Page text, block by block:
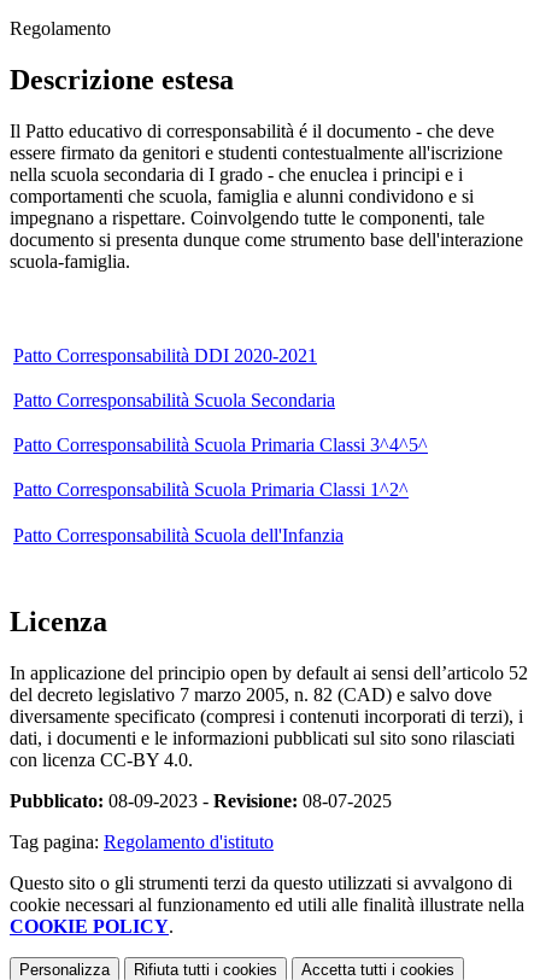
Regolamento
Descrizione estesa
Il Patto educativo di corresponsabilità é il documento - che deve
essere firmato da genitori e studenti contestualmente all'iscrizione
nella scuola secondaria di I grado - che enuclea i principi e i
comportamenti che scuola, famiglia e alunni condividono e si
impegnano a rispettare. Coinvolgendo tutte le componenti, tale
documento si presenta dunque come strumento base dell'interazione
scuola-famiglia.
Patto Corresponsabilità DDI 2020-2021
Patto Corresponsabilità Scuola Secondaria
Patto Corresponsabilità Scuola Primaria Classi 3^4^5^
Patto Corresponsabilità Scuola Primaria Classi 1^2^
Patto Corresponsabilità Scuola dell'Infanzia
Licenza
In applicazione del principio open by default ai sensi dell’articolo 52
del decreto legislativo 7 marzo 2005, n. 82 (CAD) e salvo dove
diversamente specificato (compresi i contenuti incorporati di terzi), i
dati, i documenti e le informazioni pubblicati sul sito sono rilasciati
con licenza CC-BY 4.0.
Pubblicato: 08-09-2023 - Revisione: 08-07-2025
Tag pagina: Regolamento d'istituto
Questo sito o gli strumenti terzi da questo utilizzati si avvalgono di
cookie necessari al funzionamento ed utili alle finalità illustrate nella
COOKIE POLICY.
Personalizza Rifiuta tutti i cookies Accetta tutti i cookies